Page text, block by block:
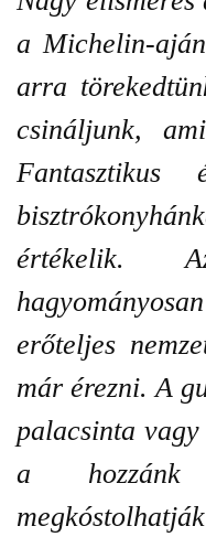
a Michelin-
arra
csináljunk,
Fantasztikus
értékelik.
erőteljes
már érezni. A
palacsinta
a hozzánk